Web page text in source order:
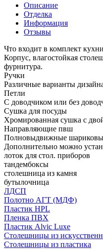
Описание
Отделка
Информация
Отзывы
Что входит в комплект
Корпус, влагостойкая
фурнитура.
Ручки
Различные варианты
Петли
С доводчиком или без
Сушка для посуды
Хромированная сушка с
Направляющие пвш
Полновыдвижные
Дополнительно можно
лоток для стол. приборов
тандембоксы
столешница из камня
бутылочница
ЛДСП
Полотно АГТ (МДФ)
Пластик HPL
Пленка ПВХ
Пластик Alvic Luxe
Столешницы из
Столешницы из пластика